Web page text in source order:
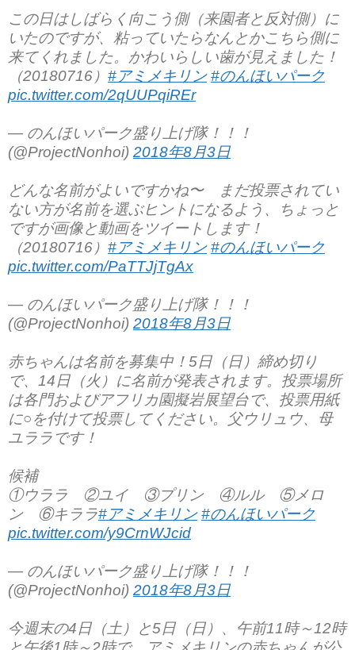
この日はしばらく向こう側（来園者と反対側）に
いたのですが、粘っていたらなんとかこちら側に
来てくれました。かわいらしい歯が見えました！
（20180716） #アミメキリン #のんほいパーク
pic.twitter.com/2qUUPqiREr
— のんほいパーク盛り上げ隊！！！
(@ProjectNonhoi) 2018年8月3日
どんな名前がよいですかね〜 まだ投票されてい
ない方が名前を選ぶヒントになるよう、ちょっと
ですが画像と動画をツイートします！
（20180716） #アミメキリン #のんほいパーク
pic.twitter.com/PaTTJjTgAx
— のんほいパーク盛り上げ隊！！！
(@ProjectNonhoi) 2018年8月3日
赤ちゃんは名前を募集中！5日（日）締め切り
で、14日（火）に名前が発表されます。投票場所
は各門およびアフリカ園擬岩展望台で、投票用紙
に○を付けて投票してください。父ウリュウ、母
ユララです！
候補
①ウララ ②ユイ ③プリン ④ルル ⑤メロ
ン ⑥キララ#アミメキリン #のんほいパーク
pic.twitter.com/y9CrnWJcid
— のんほいパーク盛り上げ隊！！！
(@ProjectNonhoi) 2018年8月3日
今週末の4日（土）と5日（日）、午前11時～12時